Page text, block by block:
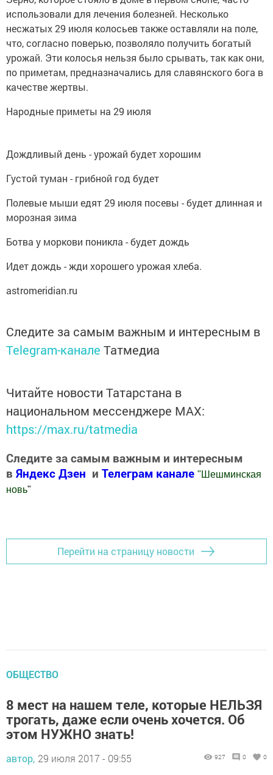
использовали для лечения болезней. Несколько
несжатых 29 июля колосьев также оставляли на поле,
что, согласно поверью, позволяло получить богатый
урожай. Эти колосья нельзя было срывать, так как они,
по приметам, предназначались для славянского бога в
качестве жертвы.
Народные приметы на 29 июля
Дождливый день - урожай будет хорошим
Густой туман - грибной год будет
Полевые мыши едят 29 июля посевы - будет длинная и
морозная зима
Ботва у моркови поникла - будет дождь
Идет дождь - жди хорошего урожая хлеба.
astromeridian.ru
Следите за самым важным и интересным в
Telegram-канале Татмедиа
Читайте новости Татарстана в
национальном мессенджере MАХ:
https://max.ru/tatmedia
Следите за самым важным и интересным
в Яндекс Дзен и Телеграм канале " Шешминская
новь"
Перейти на страницу новости
ОБЩЕСТВО
8 мест на нашем теле, которые НЕЛЬЗЯ
трогать, даже если очень хочется. Об
этом НУЖНО знать!
автор, 29 июля 2017 - 09:55 927 0 0